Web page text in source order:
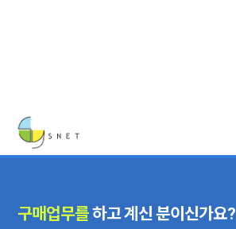
구매업무를하고 계신 분이신가요?